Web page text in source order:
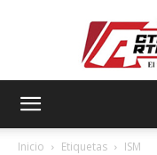
Inicio Etiquetas ISM